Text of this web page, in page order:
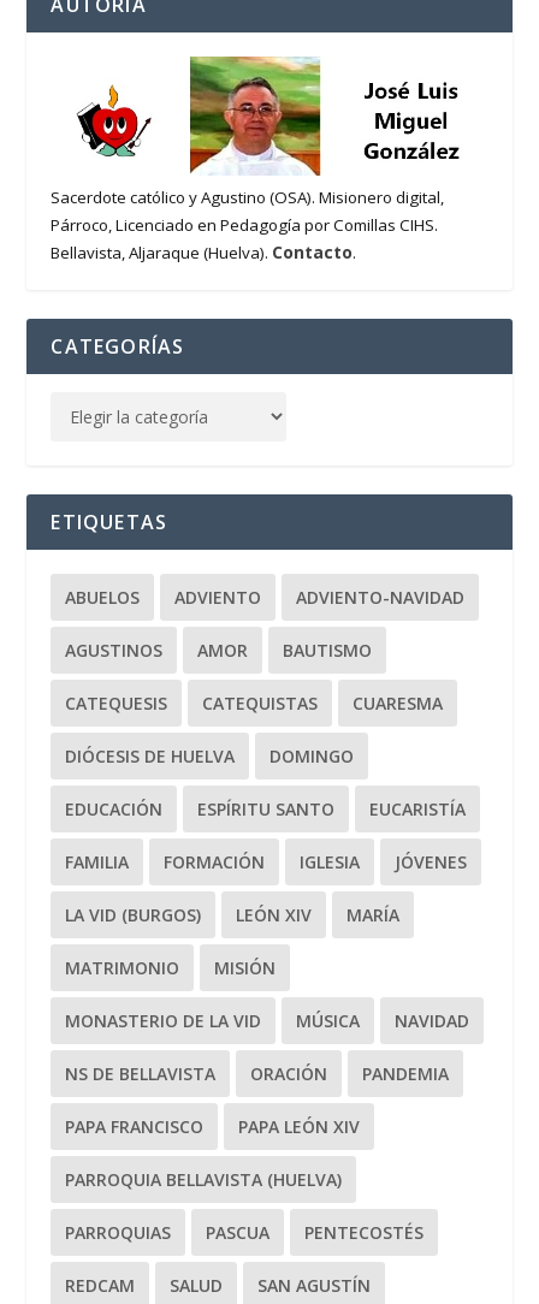
Sacerdote católico y Agustino (OSA). Misionero digital,
Párroco, Licenciado en Pedagogía por Comillas CIHS.
Bellavista, Aljaraque (Huelva). Contacto.
CATEGORÍAS
ETIQUETAS
ABUELOS ADVIENTO ADVIENTO-NAVIDAD
AGUSTINOS AMOR BAUTISMO
CATEQUESIS CATEQUISTAS CUARESMA
DIÓCESIS DE HUELVA DOMINGO
EDUCACIÓN ESPÍRITU SANTO EUCARISTÍA
FAMILIA FORMACIÓN IGLESIA JÓVENES
LA VID (BURGOS) LEÓN XIV MARÍA
MATRIMONIO MISIÓN
MONASTERIO DE LA VID MÚSICA NAVIDAD
NS DE BELLAVISTA ORACIÓN PANDEMIA
PAPA FRANCISCO PAPA LEÓN XIV
PARROQUIA BELLAVISTA (HUELVA)
PARROQUIAS PASCUA PENTECOSTÉS
REDCAM SALUD SAN AGUSTÍN